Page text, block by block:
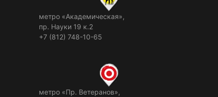
метро «Академическая»,
пр. Науки 19 к.2
+7 (812) 748-10-65
метро «Пр. Ветеранов»,